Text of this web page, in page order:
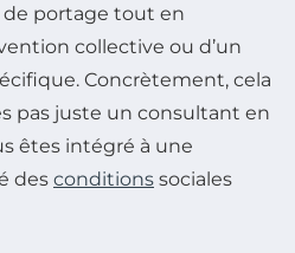
de portage tout en
collective ou d’un
Concrètement, cela
pas juste un consultant en
êtes intégré à une
des conditions sociales